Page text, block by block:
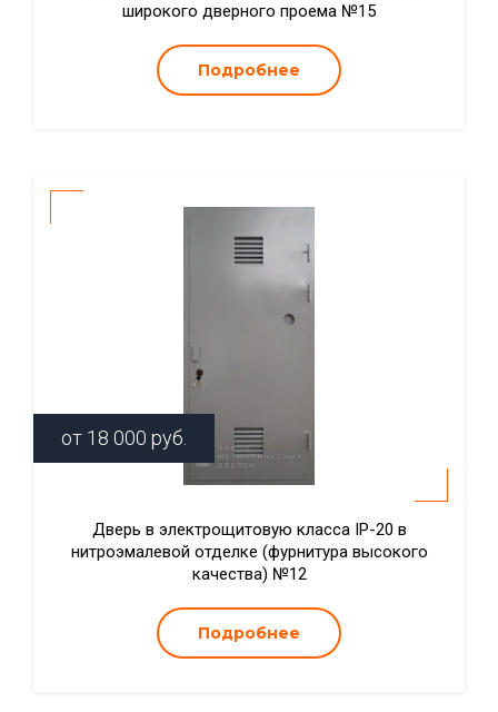
широкого дверного проема №15
Подробнее
от 18 000 руб.
Дверь в электрощитовую класса IP-20 в
нитроэмалевой отделке (фурнитура высокого
качества) №12
Подробнее